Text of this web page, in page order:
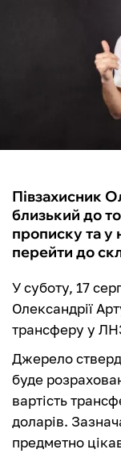
Півзахисник
близький до
прописку та у
перейти до
У суботу, 17
Олександрії
трансферу у
Джерело
буде
вартість
доларів.
предметно